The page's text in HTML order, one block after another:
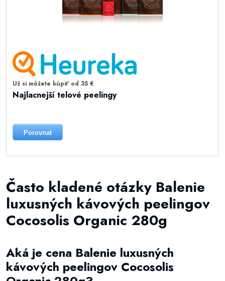
Už si môžete kúpiť od 35 €
Najlacnejší telové peelingy
Porovnat
Často kladené otázky Balenie
luxusných kávových peelingov
Cocosolis Organic 280g
Aká je cena Balenie luxusných
kávových peelingov Cocosolis